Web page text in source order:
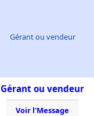
Gérant ou vendeur
Gérant ou vendeur
Voir l'Message